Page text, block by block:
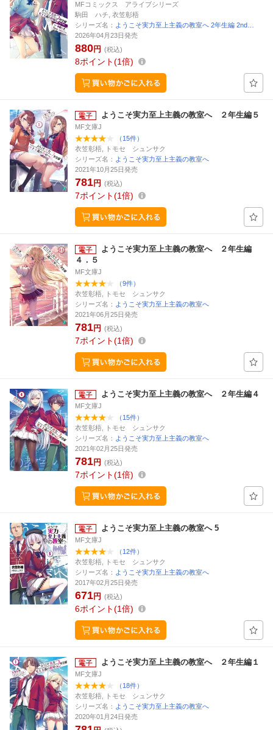
MFコミックス アライブシリーズ
駒田 ハチ, 衣笠彰梧
シリーズ名： ようこそ実力至上主義の教室へ 2年生編 2nd…
2026年04月23日発売
880円 (税込)
8ポイント 1倍
ようこそ実力至上主義の教室へ ２年生編５
MF文庫J
（15件）
衣笠彰梧, トモセ シュンサク
シリーズ名： ようこそ実力至上主義の教室へ
2021年10月25日発売
781円 (税込)
7ポイント 1倍
ようこそ実力至上主義の教室へ ２年生編
４．５
MF文庫J
（9件）
衣笠彰梧, トモセ シュンサク
シリーズ名： ようこそ実力至上主義の教室へ
2021年06月25日発売
781円 (税込)
7ポイント 1倍
ようこそ実力至上主義の教室へ ２年生編４
MF文庫J
（15件）
衣笠彰梧, トモセ シュンサク
シリーズ名： ようこそ実力至上主義の教室へ
2021年02月25日発売
781円 (税込)
7ポイント 1倍
ようこそ実力至上主義の教室へ 5
MF文庫J
（12件）
衣笠彰梧, トモセ シュンサク
シリーズ名： ようこそ実力至上主義の教室へ
2017年02月25日発売
671円 (税込)
6ポイント 1倍
ようこそ実力至上主義の教室へ ２年生編１
MF文庫J
（18件）
衣笠彰梧, トモセ シュンサク
シリーズ名： ようこそ実力至上主義の教室へ
2020年01月24日発売